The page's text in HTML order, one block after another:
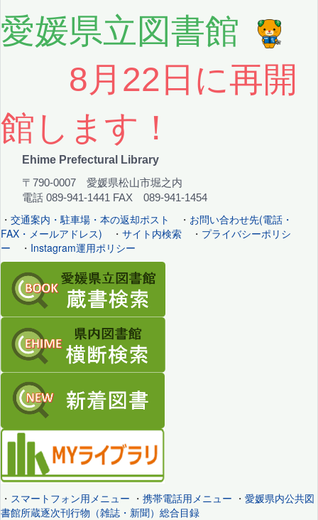
愛媛県立図書館
8月22日に再開
館します！
Ehime Prefectural Library
〒790-0007 愛媛県松山市堀之内
電話 089-941-1441 FAX 089-941-1454
・ 交通案内・駐車場・本の返却ポスト ・ お問い合わせ先(電話・
FAX・メールアドレス) ・ サイト内検索 ・ プライバシーポリシ
ー ・ Instagram運用ポリシー
・ スマートフォン用メニュー ・ 携帯電話用メニュー ・ 愛媛県内公共図
書館所蔵逐次刊行物（雑誌・新聞）総合目録